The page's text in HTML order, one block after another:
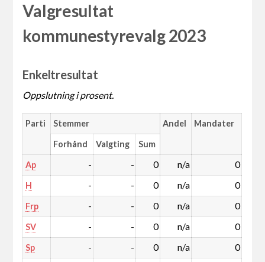
Valgresultat
kommunestyrevalg 2023
Enkeltresultat
Oppslutning i prosent.
Parti Stemmer Andel Mandater
Forhånd Valgting Sum
Ap - - 0 n/a 0
H - - 0 n/a 0
Frp - - 0 n/a 0
SV - - 0 n/a 0
Sp - - 0 n/a 0